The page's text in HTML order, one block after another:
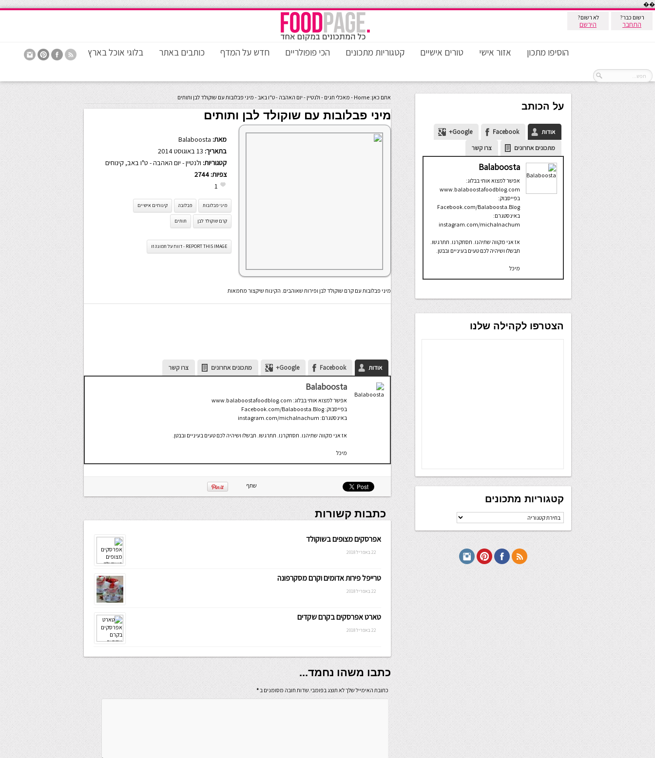
��
רשום כבר?
התחבר
לא רשום?
הירשם
הוסיפו מתכון אזור אישי טורים אישיים קטגוריות מתכונים הכי פופולריים חדש על המדף כותבים באתר בלוגי אוכל בארץ
אתם כאן: Home
- מאכלי חגים-ולנטיין - יום האהבה - ט"ו באב- מיני פבלובות עם שוקולד לבן ותותים
מיני פבלובות עם שוקולד לבן ותותים
מאת: Balaboosta
בתאריך:
קטגוריות: ולנטיין - יום האהבה - ט"ו באב, קינוחים
צפיות: 2744
1
מיני פבלובות פבלובה קינוחים אישיים
קרם שוקולד לבן תותים
REPORT THIS IMAGE - דווח על תמונה זו
מיני פבלובות עם קרם שוקולד לבן ופירות שאוהבים. הקינוח שיקצור מחמאות
אודות Facebook
Google+ מתכונים אחרונים צרו קשר
Balaboosta
אפשר למצוא אותי בבלוג: www.balaboostafoodblog.com
בפייסבוק: Facebook.com/Balaboosta.Blog
באינסטגרם: instagram.com/michalnachum
אז אני מקווה שתיהנו. תסתקרנו. תתרגשו. תבשלו ושיהיה לכם טעים בעיניים ובבטן.
מיכל
שתף
כתבות קשורות
אפרסקים מצופים בשוקולד
22 באפריל 2018
טרייפל פירות אדומים וקרם מסקרפונה
22 באפריל 2018
טארט אפרסקים בקרם שקדים
22 באפריל 2018
כתבו משהו נחמד...
כתובת האימייל שלך לא תוצג בפומבי.שדות חובה מסומנים ב*
על הכותב
אודות Facebook
Google+
מתכונים אחרונים
צרו קשר
Balaboosta
אפשר למצוא אותי בבלוג:
www.balaboostafoodblog.com
בפייסבוק:
Facebook.com/Balaboosta.Blog
באינסטגרם:
instagram.com/michalnachum
אז אני מקווה שתיהנו. תסתקרנו. תתרגשו.
תבשלו ושיהיה לכם טעים בעיניים ובבטן.
מיכל
הצטרפו לקהילה שלנו
קטגוריות מתכונים
קטגוריות
מתכונים